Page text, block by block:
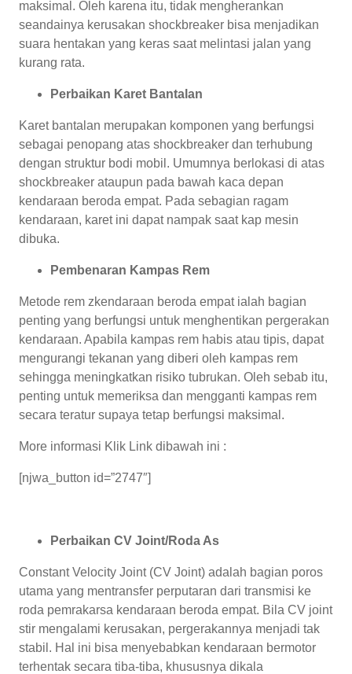
maksimal. Oleh karena itu, tidak mengherankan
seandainya kerusakan shockbreaker bisa menjadikan
suara hentakan yang keras saat melintasi jalan yang
kurang rata.
Perbaikan Karet Bantalan
Karet bantalan merupakan komponen yang berfungsi
sebagai penopang atas shockbreaker dan terhubung
dengan struktur bodi mobil. Umumnya berlokasi di atas
shockbreaker ataupun pada bawah kaca depan
kendaraan beroda empat. Pada sebagian ragam
kendaraan, karet ini dapat nampak saat kap mesin
dibuka.
Pembenaran Kampas Rem
Metode rem zkendaraan beroda empat ialah bagian
penting yang berfungsi untuk menghentikan pergerakan
kendaraan. Apabila kampas rem habis atau tipis, dapat
mengurangi tekanan yang diberi oleh kampas rem
sehingga meningkatkan risiko tubrukan. Oleh sebab itu,
penting untuk memeriksa dan mengganti kampas rem
secara teratur supaya tetap berfungsi maksimal.
More informasi Klik Link dibawah ini :
[njwa_button id=”2747″]
Perbaikan CV Joint/Roda As
Constant Velocity Joint (CV Joint) adalah bagian poros
utama yang mentransfer perputaran dari transmisi ke
roda pemrakarsa kendaraan beroda empat. Bila CV joint
stir mengalami kerusakan, pergerakannya menjadi tak
stabil. Hal ini bisa menyebabkan kendaraan bermotor
terhentak secara tiba-tiba, khususnya dikala